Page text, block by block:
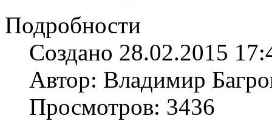
Подробности
Создано 28.02.2015
Автор: Владимир
Просмотров: 3436